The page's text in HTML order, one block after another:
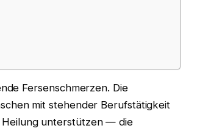
Fersenschmerzen. Die
mit stehender Berufstätigkeit
Heilung unterstützen — die